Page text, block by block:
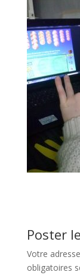
Poster
Votre
obligatoires